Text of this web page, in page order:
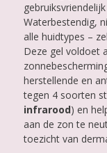
Waterbestendig,
alle huidtypes –
Deze gel voldoet
herstellende en
tegen 4 soorten
infrarood) en
aan de zon te
toezicht van